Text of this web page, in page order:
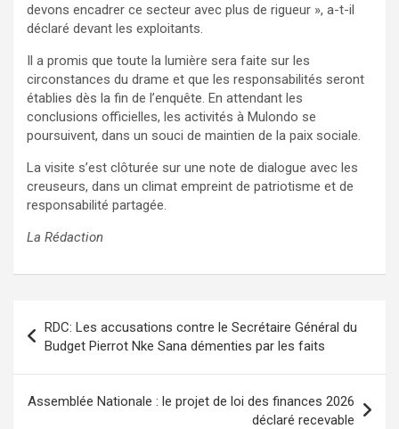
devons encadrer ce secteur avec plus de rigueur », a-t-il
déclaré devant les exploitants.
Il a promis que toute la lumière sera faite sur les
circonstances du drame et que les responsabilités seront
établies dès la fin de l’enquête. En attendant les
conclusions officielles, les activités à Mulondo se
poursuivent, dans un souci de maintien de la paix sociale.
La visite s’est clôturée sur une note de dialogue avec les
creuseurs, dans un climat empreint de patriotisme et de
responsabilité partagée.
La Rédaction
de
l’article
RDC: Les accusations contre le Secrétaire Général du
Budget Pierrot Nke Sana démenties par les faits
Assemblée Nationale : le projet de loi des finances 2026
déclaré recevable